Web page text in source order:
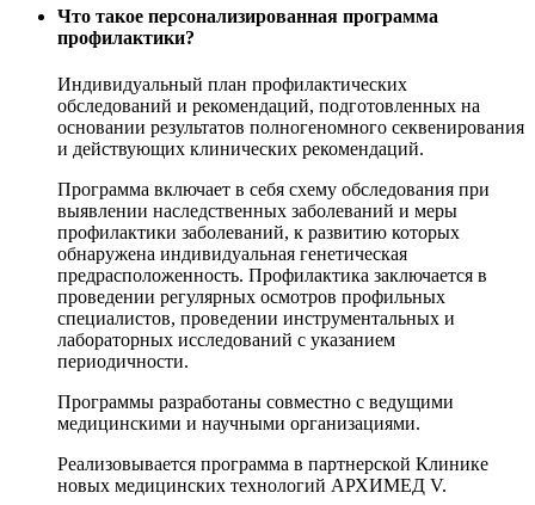
Что такое персонализированная программа
профилактики?
Индивидуальный план профилактических
обследований и рекомендаций, подготовленных на
основании результатов полногеномного секвенирования
и действующих клинических рекомендаций.
Программа включает в себя схему обследования при
выявлении наследственных заболеваний и меры
профилактики заболеваний, к развитию которых
обнаружена индивидуальная генетическая
предрасположенность. Профилактика заключается в
проведении регулярных осмотров профильных
специалистов, проведении инструментальных и
лабораторных исследований с указанием
периодичности.
Программы разработаны совместно с ведущими
медицинскими и научными организациями.
Реализовывается программа в партнерской Клинике
новых медицинских технологий АРХИМЕД V.